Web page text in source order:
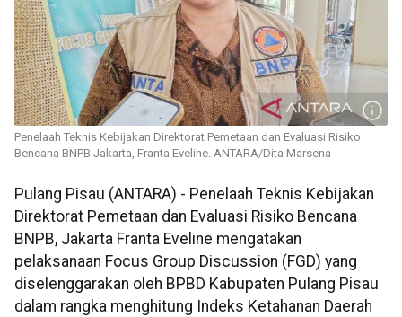
Penelaah Teknis Kebijakan Direktorat Pemetaan dan Evaluasi Risiko
Bencana BNPB Jakarta, Franta Eveline. ANTARA/Dita Marsena
Pulang Pisau (ANTARA) - Penelaah Teknis Kebijakan
Direktorat Pemetaan dan Evaluasi Risiko Bencana
BNPB, Jakarta Franta Eveline mengatakan
pelaksanaan Focus Group Discussion (FGD) yang
diselenggarakan oleh BPBD Kabupaten Pulang Pisau
dalam rangka menghitung Indeks Ketahanan Daerah